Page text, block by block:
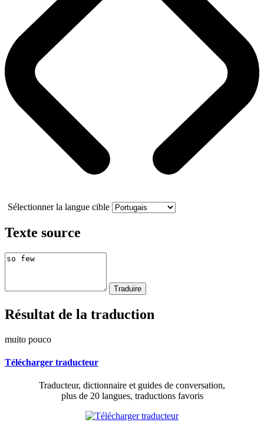
Sélectionner la langue cible
Texte source
Résultat de la traduction
muito pouco
Télécharger traducteur
Traducteur, dictionnaire et guides de conversation,
plus de 20 langues, traductions favoris